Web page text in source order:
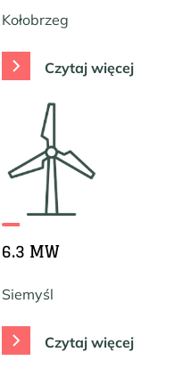
Kołobrzeg
Czytaj więcej
6.3 MW
Siemyśl
Czytaj więcej